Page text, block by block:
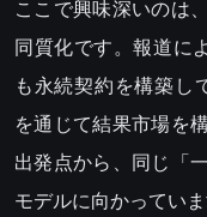
ここで興味深いのは
同質化です。報道に
も永続契約を構築し
を通じて結果市場を
出発点から、同じ「
モデルに向かっていま